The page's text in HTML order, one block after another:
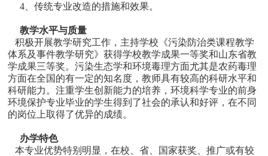
4、传统专业改造的措施和效果。
教学水平与质量
积极开展教学研究工作，主持学校《污染防治类课程教学
体系及事件教学研究》获得学校教学成果一等奖和山东省教
学成果三等奖。污染生态学和环境毒理方面尤其是农药毒理
方面在全国的有一定的知名度，教师具有较高的科研水平和
科研能力。注重学生创新能力的培养，环境科学专业的前身
环境保护专业毕业的学生得到了社会的承认和好评，在不同
的岗位上取得了优异的成绩。
办学特色
本专业优势特别明显，在校、省、国家获奖、推广或有较